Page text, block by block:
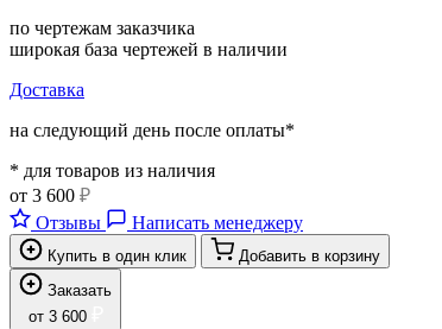
по чертежам заказчика
широкая база чертежей в наличии
Доставка
на следующий день после оплаты*
* для товаров из наличия
от 3 600 ₽
Отзывы
Написать менеджеру
Купить в один клик
Добавить в корзину
Заказать
от 3 600